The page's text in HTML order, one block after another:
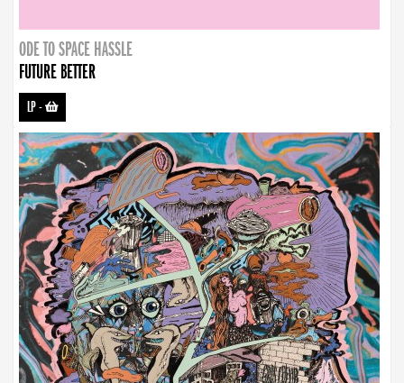
ODE TO SPACE HASSLE
FUTURE BETTER
LP-